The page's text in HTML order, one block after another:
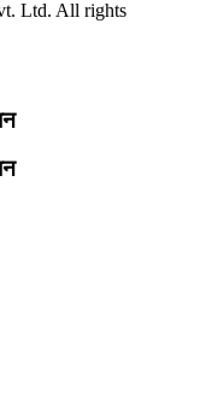
Ltd. All rights